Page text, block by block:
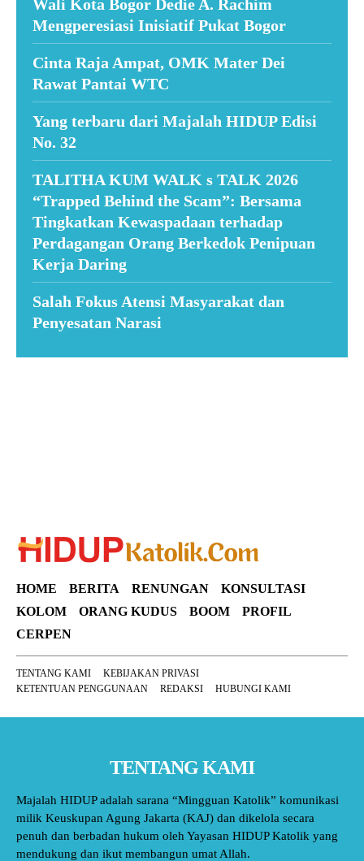
Wali Kota Bogor Dedie A. Rachim
Mengperesiasi Inisiatif Pukat Bogor
Cinta Raja Ampat, OMK Mater Dei
Rawat Pantai WTC
Yang terbaru dari Majalah HIDUP Edisi
No. 32
TALITHA KUM WALK s TALK 2026
“Trapped Behind the Scam”: Bersama
Tingkatkan Kewaspadaan terhadap
Perdagangan Orang Berkedok Penipuan
Kerja Daring
Salah Fokus Atensi Masyarakat dan
Penyesatan Narasi
HOME BERITA RENUNGAN
KONSULTASI
KOLOM
ORANG KUDUS BOOM
PROFIL
CERPEN
TENTANG KAMI
KEBIJAKAN PRIVASI
KETENTUAN PENGGUNAAN
REDAKSI HUBUNGI KAMI
TENTANG KAMI
Majalah HIDUP adalah sarana “Mingguan Katolik” komunikasi
milik Keuskupan Agung Jakarta (KAJ) dan dikelola secara
penuh dan berbadan hukum oleh Yayasan HIDUP Katolik yang
mendukung dan ikut membangun umat Allah.